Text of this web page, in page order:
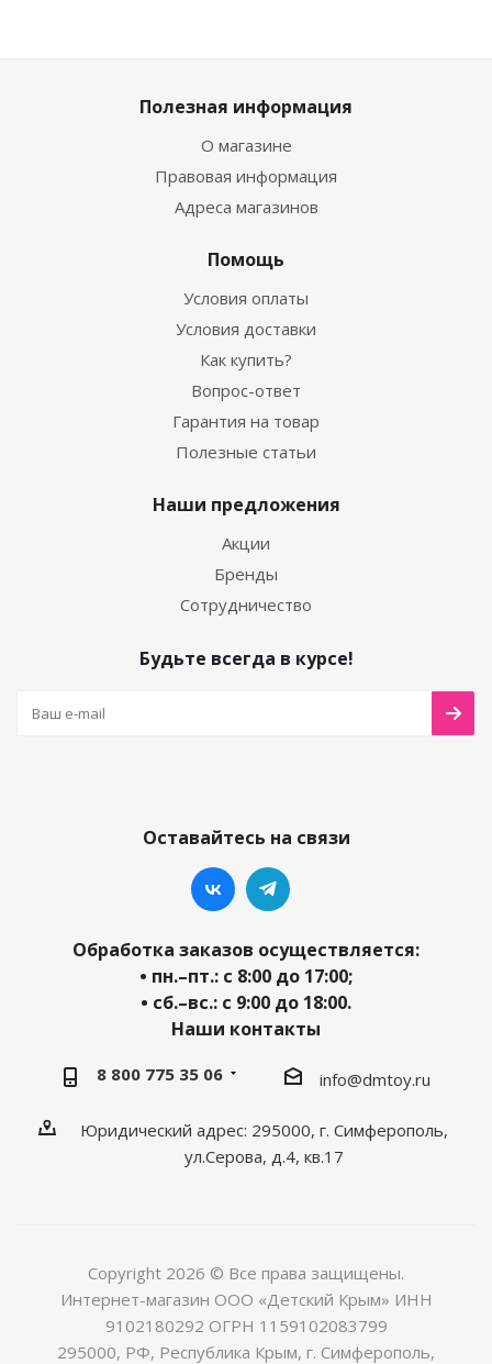
Полезная информация
О магазине
Правовая информация
Адреса магазинов
Помощь
Условия оплаты
Условия доставки
Как купить?
Вопрос-ответ
Гарантия на товар
Полезные статьи
Наши предложения
Акции
Бренды
Сотрудничество
Будьте всегда в курсе!
Оставайтесь на связи
Обработка заказов осуществляется:
• пн.–пт.: с 8:00 до 17:00;
• сб.–вс.: с 9:00 до 18:00.
Наши контакты
8 800 775 35 06 info@dmtoy.ru
Юридический адрес: 295000, г. Симферополь,
ул.Серова, д.4, кв.17
Copyright 2026 © Все права защищены.
Интернет-магазин ООО «Детский Крым» ИНН
9102180292 ОГРН 1159102083799
295000, РФ, Республика Крым, г. Симферополь,